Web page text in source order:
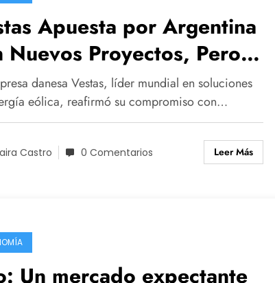
Apuesta por Argentina
Nuevos Proyectos, Pero
Vientos en Contra en
Global
danesa Vestas, líder mundial en soluciones
eólica, reafirmó su compromiso con…
Castro 0 Comentarios Leer Más
Un mercado expectante